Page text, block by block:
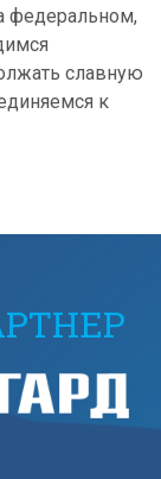
федеральном,
славную
к